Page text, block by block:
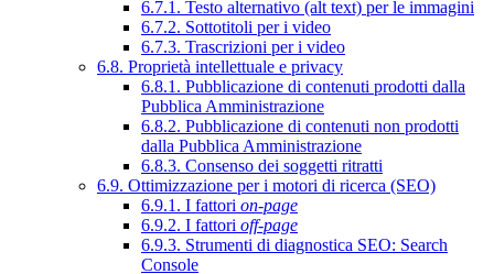
6.7.1. Testo alternativo (alt text) per le immagini
6.7.2. Sottotitoli per i video
6.7.3. Trascrizioni per i video
6.8. Proprietà intellettuale e privacy
6.8.1. Pubblicazione di contenuti prodotti dalla
Pubblica Amministrazione
6.8.2. Pubblicazione di contenuti non prodotti
dalla Pubblica Amministrazione
6.8.3. Consenso dei soggetti ritratti
6.9. Ottimizzazione per i motori di ricerca (SEO)
6.9.1. I fattori on-page
6.9.2. I fattori off-page
6.9.3. Strumenti di diagnostica SEO: Search
Console